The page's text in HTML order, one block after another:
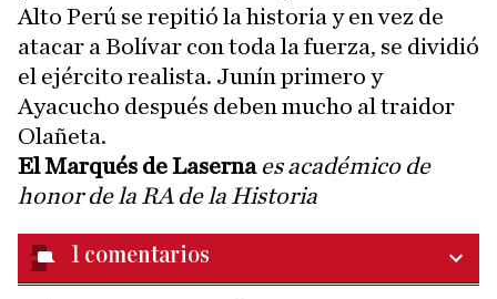
Alto Perú se repitió la historia y en vez de
atacar a Bolívar con toda la fuerza, se dividió
el ejército realista. Junín primero y
Ayacucho después deben mucho al traidor
Olañeta.
El Marqués de Laserna es académico de
honor de la RA de la Historia
1 comentarios